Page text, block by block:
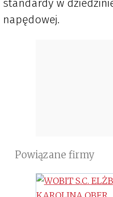
standardy w
napędowej.
Powiązane firmy